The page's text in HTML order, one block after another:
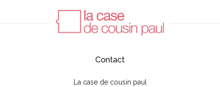
Contact
La case de cousin paul